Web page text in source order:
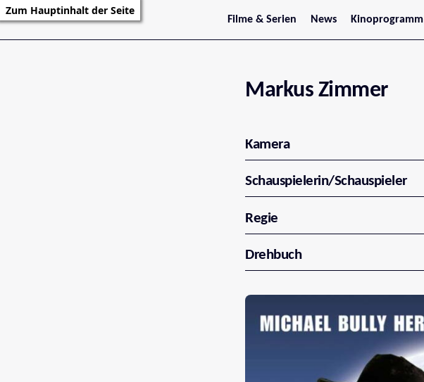
Zum Hauptinhalt der Seite
Filme & Serien
Trailer
Serienarchiv
News
Stars
Kinoprogramm
Jetzt im Kino
Oberösterreich
Tirol
Vorarlberg
Markus Zimmer
Kamera
Schauspielerin/Schauspieler
Regie
Drehbuch